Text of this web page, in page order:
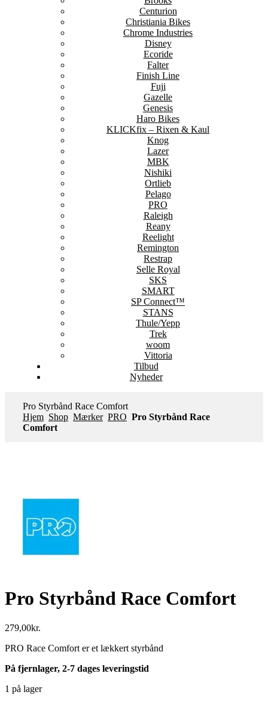
Centurion
Christiania Bikes
Chrome Industries
Disney
Ecoride
Falter
Finish Line
Fuji
Gazelle
Genesis
Haro Bikes
KLICKfix – Rixen & Kaul
Knog
Lazer
MBK
Nishiki
Ortlieb
Pelago
PRO
Raleigh
Reany
Reelight
Remington
Restrap
Selle Royal
SKS
SMART
SP Connect™
STANS
Thule/Yepp
Trek
woom
Vittoria
Tilbud
Nyheder
Pro Styrbånd Race Comfort
Hjem Shop Mærker PRO Pro Styrbånd Race
Comfort
Pro Styrbånd Race Comfort
279,00kr.
PRO Race Comfort er et lækkert styrbånd
På fjernlager, 2-7 dages leveringstid
1 på lager